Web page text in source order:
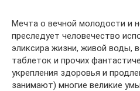
Мечта о вечной молодости и
преследует человечество
эликсира жизни, живой воды,
таблеток и прочих
укрепления здоровья и
занимают) многие великие